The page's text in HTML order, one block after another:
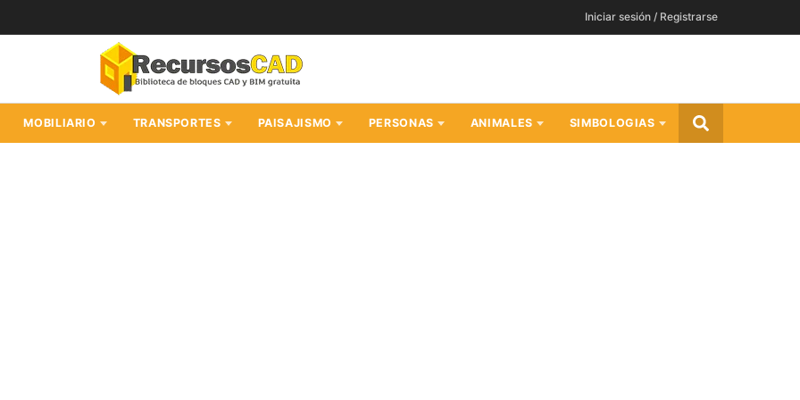
Iniciar sesión / Registrarse
MOBILIARIO TRANSPORTES PAISAJISMO PERSONAS ANIMALES SIMBOLOGIAS